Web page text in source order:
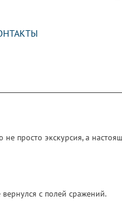
просто экскурсия, а
с полей сражений.